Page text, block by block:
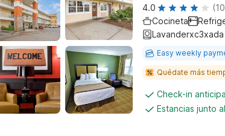
4.0
Cocineta
Easy weekly
Quédate más
Check-in
Estancias junto